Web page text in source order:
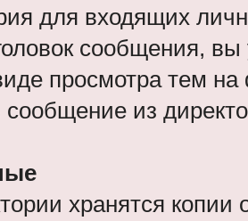
для входящих
сообщения,
просмотра тем
сообщение из
хранятся